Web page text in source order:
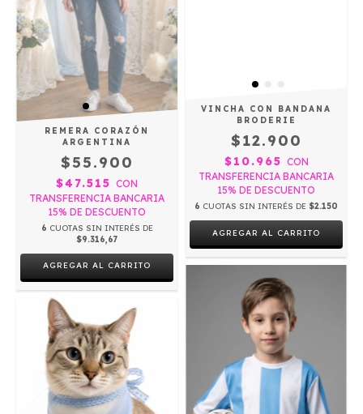
REMERA CORAZÓN
ARGENTINA
$55.900
$47.515 CON
TRANSFERENCIA BANCARIA
15% DE DESCUENTO
6 CUOTAS SIN INTERÉS DE
$9.316,67
AGREGAR AL CARRITO
VINCHA CON BANDANA
BRODERIE
$12.900
$10.965 CON
TRANSFERENCIA BANCARIA
15% DE DESCUENTO
6 CUOTAS SIN INTERÉS DE $2.150